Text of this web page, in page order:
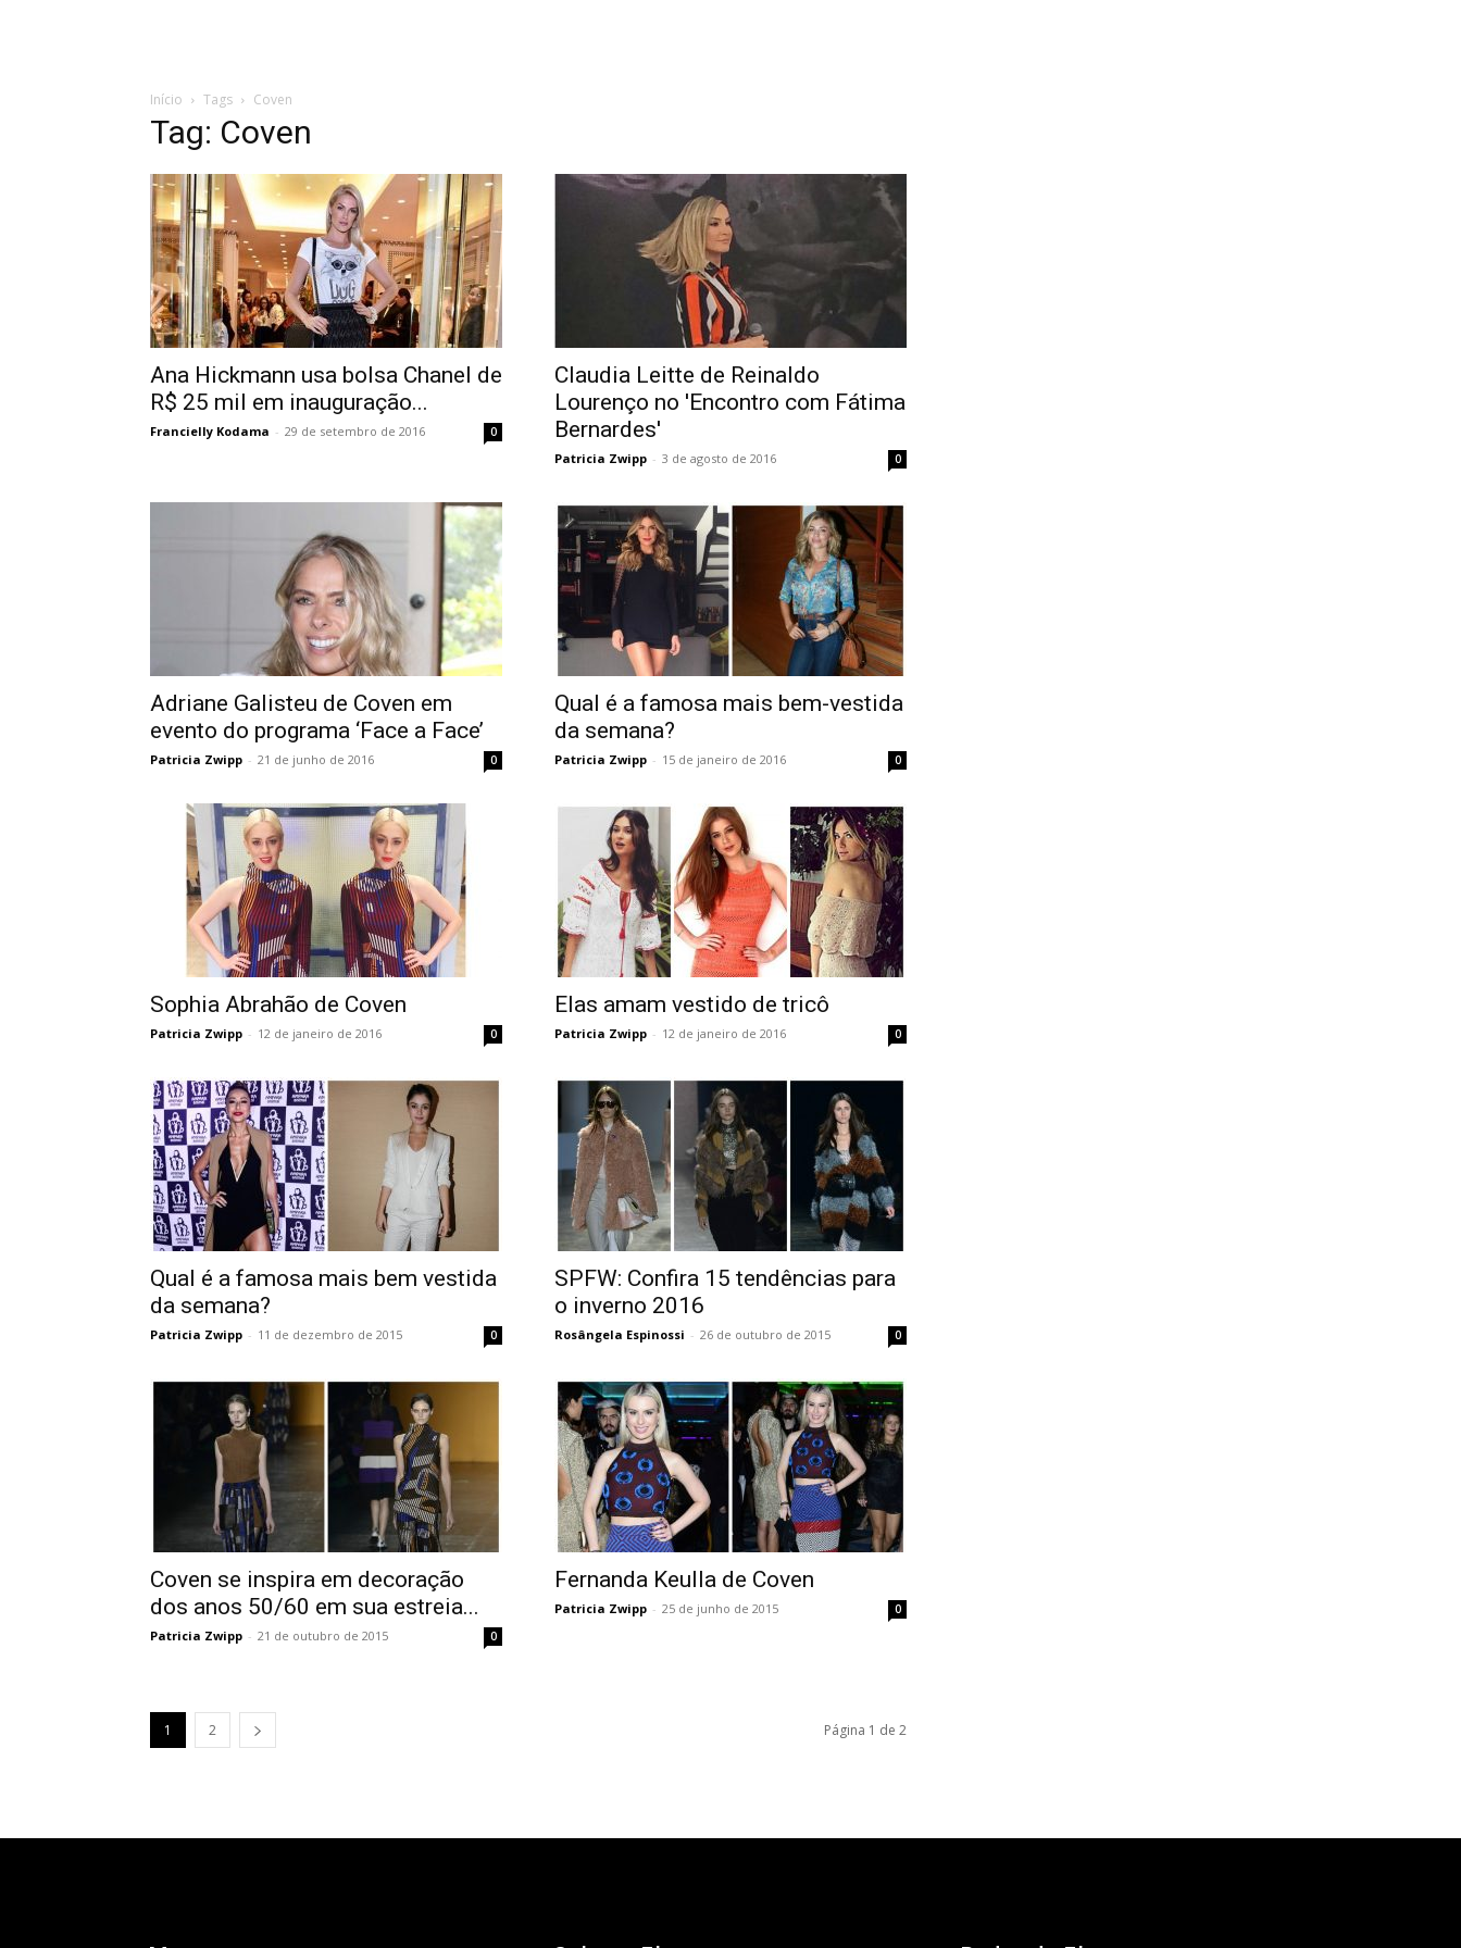
Início Tags Coven
Tag: Coven
Ana Hickmann usa bolsa Chanel de
R$ 25 mil em inauguração...
Francielly Kodama - 29 de setembro de 2016 0
Claudia Leitte de Reinaldo
Lourenço no 'Encontro com Fátima
Bernardes'
Patricia Zwipp - 3 de agosto de 2016 0
Adriane Galisteu de Coven em
evento do programa ‘Face a Face’
Patricia Zwipp - 21 de junho de 2016 0
Qual é a famosa mais bem-vestida
da semana?
Patricia Zwipp - 15 de janeiro de 2016 0
Sophia Abrahão de Coven
Patricia Zwipp - 12 de janeiro de 2016 0
Elas amam vestido de tricô
Patricia Zwipp - 12 de janeiro de 2016 0
Qual é a famosa mais bem vestida
da semana?
Patricia Zwipp - 11 de dezembro de 2015 0
SPFW: Confira 15 tendências para
o inverno 2016
Rosângela Espinossi - 26 de outubro de 2015 0
Coven se inspira em decoração
dos anos 50/60 em sua estreia...
Patricia Zwipp - 21 de outubro de 2015 0
Fernanda Keulla de Coven
Patricia Zwipp - 25 de junho de 2015 0
1 2 Página 1 de 2